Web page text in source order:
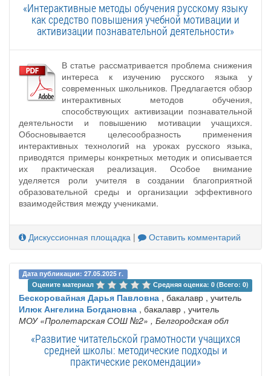
«Интерактивные методы обучения русскому языку
как средство повышения учебной мотивации и
активизации познавательной деятельности»
В статье рассматривается проблема снижения
интереса к изучению русского языка у
современных школьников. Предлагается обзор
интерактивных методов обучения,
способствующих активизации познавательной
деятельности и повышению мотивации учащихся.
Обосновывается целесообразность применения
интерактивных технологий на уроках русского языка,
приводятся примеры конкретных методик и описывается
их практическая реализация. Особое внимание
уделяется роли учителя в создании благоприятной
образовательной среды и организации эффективного
взаимодействия между учениками.
Дискуссионная площадка | Оставить комментарий
Дата публикации: 27.05.2025 г.
Оцените материал
Средняя оценка: 0 (Всего: 0)
Бескоровайная Дарья Павловна , бакалавр , учитель
Илюк Ангелина Богдановна , бакалавр , учитель
МОУ «Пролетарская СОШ №2» , Белгородская обл
«Развитие читательской грамотности учащихся
средней школы: методические подходы и
практические рекомендации»